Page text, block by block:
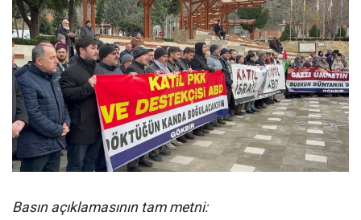
Basın açıklamasının tam metni: